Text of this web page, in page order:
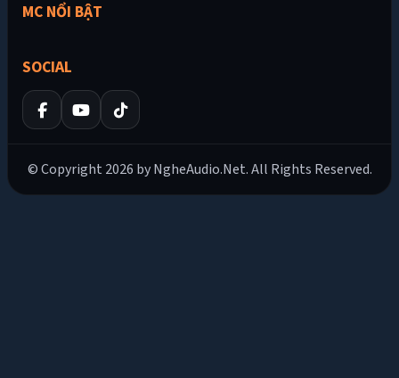
MC NỔI BẬT
SOCIAL
© Copyright 2026 by NgheAudio.Net. All Rights Reserved.